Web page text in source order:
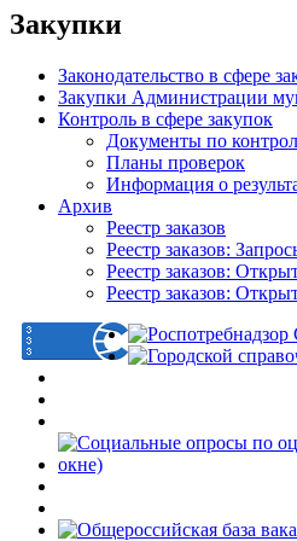
Закупки
Законодательство в сфере
Закупки Администрации
Контроль в сфере закупок
Документы по
Планы проверок
Информация о
Архив
Реестр заказов
Реестр заказов:
Реестр заказов:
Реестр заказов: